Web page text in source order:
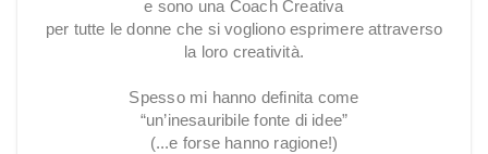
e sono una Coach Creativa
per tutte le donne che si vogliono esprimere attraverso
la loro creatività.
Spesso mi hanno definita come
“un’inesauribile fonte di idee”
(...e forse hanno ragione!)